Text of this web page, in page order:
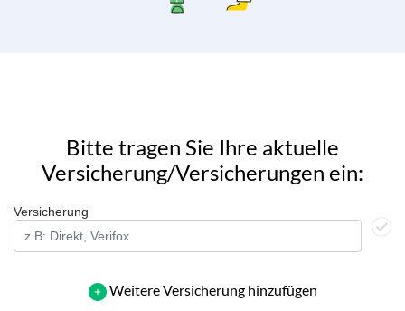
Bitte tragen Sie Ihre aktuelle
Versicherung/Versicherungen ein:
Versicherung
Weitere Versicherung hinzufügen